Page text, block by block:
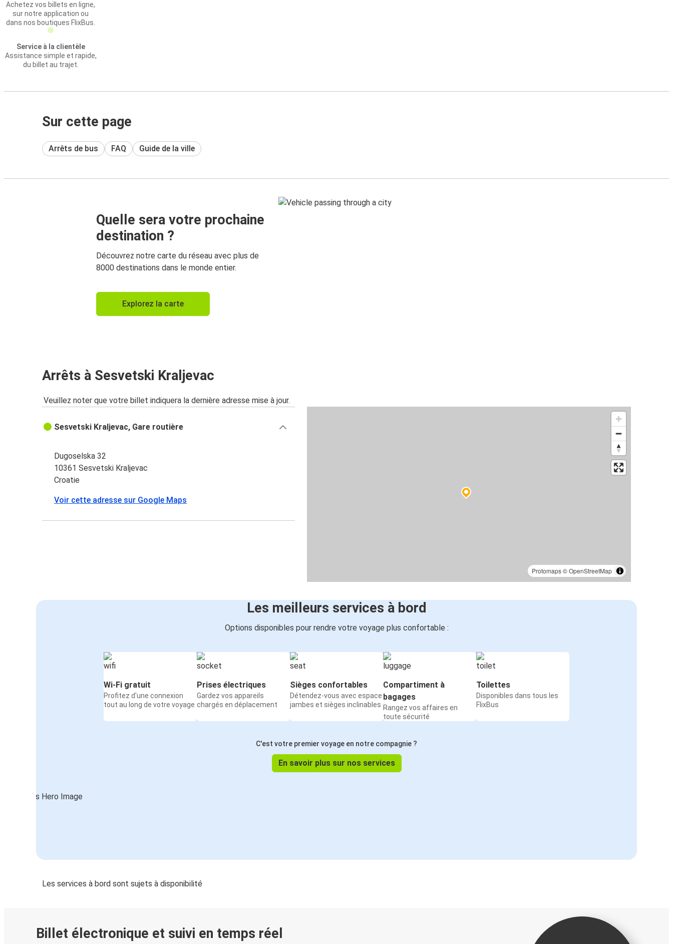
Achetez vos billets en ligne,
sur notre application ou
dans nos boutiques FlixBus.
Service à la clientèle
Assistance simple et rapide,
du billet au trajet.
Sur cette page
Arrêts de bus FAQ Guide de la ville
Quelle sera votre prochaine
destination ?
Découvrez notre carte du réseau avec plus de
8000 destinations dans le monde entier.
Explorez la carte
Arrêts à Sesvetski Kraljevac
Veuillez noter que votre billet indiquera la dernière adresse mise à jour.
Protomaps©OpenStreetMap
Sesvetski Kraljevac, Gare routière
Dugoselska 32
10361 Sesvetski Kraljevac
Croatie
Voir cette adresse sur Google Maps
Les meilleurs services à bord
Options disponibles pour rendre votre voyage plus confortable :
Wi-Fi gratuit
Profitez d'une connexion
tout au long de votre voyage
Prises électriques
Gardez vos appareils
chargés en déplacement
Sièges confortables
Détendez-vous avec espace
jambes et sièges inclinables
Compartiment à
bagages
Rangez vos affaires en
toute sécurité
Toilettes
Disponibles dans tous les
FlixBus
C'est votre premier voyage en notre compagnie ?
En savoir plus sur nos services
Les services à bord sont sujets à disponibilité
Billet électronique et suivi en temps réel